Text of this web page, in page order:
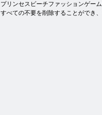
プリンセスビーチファッションゲー
すべての不要を削除することができ